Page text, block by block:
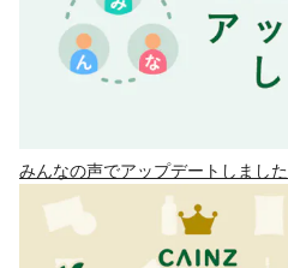
みんなの声でアップデートしました